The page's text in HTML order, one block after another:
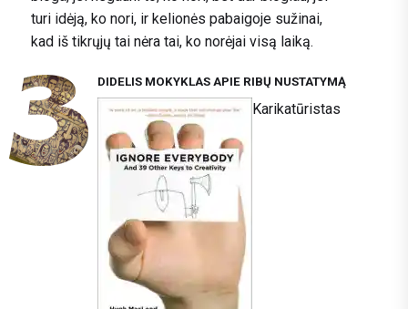
turi idėją, ko nori, ir kelionės pabaigoje sužinai,
kad iš tikrųjų tai nėra tai, ko norėjai visą laiką.
DIDELIS MOKYKLAS APIE RIBŲ NUSTATYMĄ
Karikatūristas